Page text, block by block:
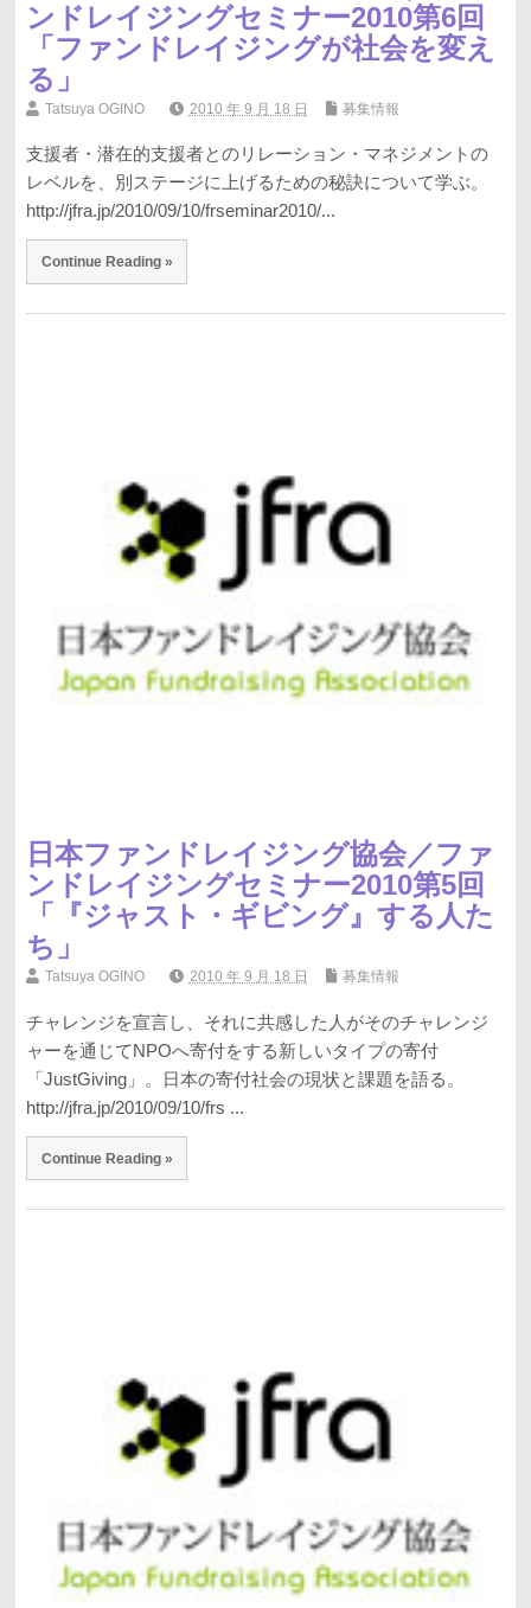
ンドレイジングセミナー2010第6回
「ファンドレイジングが社会を変え
る」
Tatsuya OGINO 2010 年 9 月 18 日 募集情報
支援者・潜在的支援者とのリレーション・マネジメントの
レベルを、別ステージに上げるための秘訣について学ぶ。
http://jfra.jp/2010/09/10/frseminar2010/...
Continue Reading »
日本ファンドレイジング協会／ファ
ンドレイジングセミナー2010第5回
「『ジャスト・ギビング』する人た
ち」
Tatsuya OGINO 2010 年 9 月 18 日 募集情報
チャレンジを宣言し、それに共感した人がそのチャレンジ
ャーを通じてNPOへ寄付をする新しいタイプの寄付
「JustGiving」。日本の寄付社会の現状と課題を語る。
http://jfra.jp/2010/09/10/frs ...
Continue Reading »